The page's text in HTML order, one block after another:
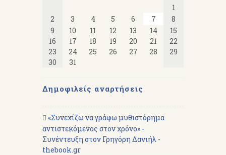
1
2
3 4 5 6 7
8
9
10 11 12 13 14
15
16
17 18 19 20 21
22
23
24 25 26 27 28
29
30
31
Δημοφιλείς αναρτήσεις
«Συνεχίζω να γράφω μυθιστόρημα
αντιστεκόμενος στον χρόνο» -
Συνέντευξη στον Γρηγόρη Δανιήλ -
thebook.gr